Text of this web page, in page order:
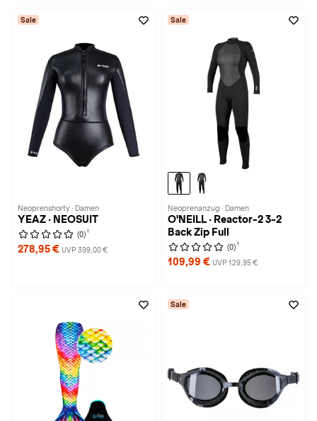
Sale
Neoprenshorty · Damen
YEAZ · NEOSUIT
(0) 1
278,95 € UVP 399,00 €
Sale
Neoprenanzug · Damen
O'NEILL · Reactor-2 3-2
Back Zip Full
(0) 1
109,99 € UVP 129,95 €
Sale